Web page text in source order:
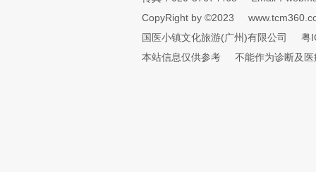
CopyRight by ©2023
国医小镇文化旅游(广州)有限公司
粤
本站信息仅供参考
不能作为诊断及